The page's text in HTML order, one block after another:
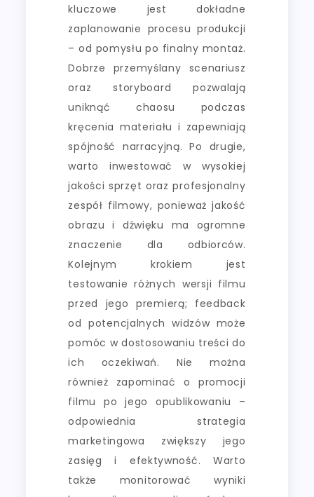
kluczowe jest dokładne
zaplanowanie procesu produkcji
– od pomysłu po finalny montaż.
Dobrze przemyślany scenariusz
oraz storyboard pozwalają
uniknąć chaosu podczas
kręcenia materiału i zapewniają
spójność narracyjną. Po drugie,
warto inwestować w wysokiej
jakości sprzęt oraz profesjonalny
zespół filmowy, ponieważ jakość
obrazu i dźwięku ma ogromne
znaczenie dla odbiorców.
Kolejnym krokiem jest
testowanie różnych wersji filmu
przed jego premierą; feedback
od potencjalnych widzów może
pomóc w dostosowaniu treści do
ich oczekiwań. Nie można
również zapominać o promocji
filmu po jego opublikowaniu –
odpowiednia strategia
marketingowa zwiększy jego
zasięg i efektywność. Warto
także monitorować wyniki